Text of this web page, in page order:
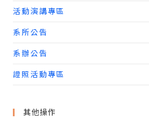
活動演講專區
系所公告
系辦公告
證照活動專區
其他操作